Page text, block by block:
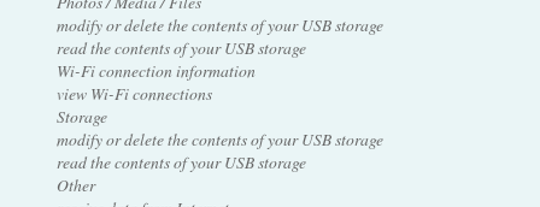
modify or delete the contents of your USB storage
read the contents of your USB storage
Wi-Fi connection information
view Wi-Fi connections
Storage
modify or delete the contents of your USB storage
read the contents of your USB storage
Other